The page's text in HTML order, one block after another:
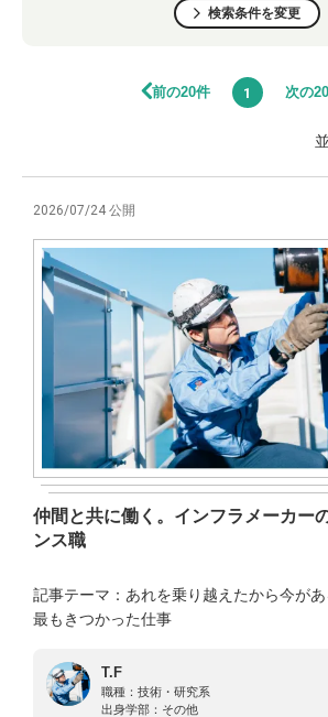
検索条件を変更
前の20件 1 次の
2026/07/24 公開
仲間と共に働く。インフラメーカー
ンス職
記事テーマ：あれを乗り越えたから今が
最もきつかった仕事
T.F
職種： 技術・研究系
出身学部： その他